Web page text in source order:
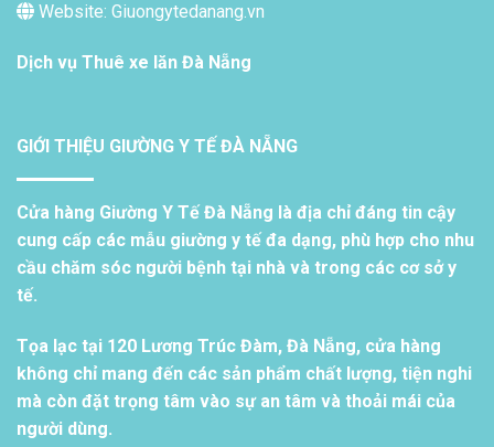
Website: Giuongytedanang.vn
Dịch vụ Thuê xe lăn Đà Nẵng
GIỚI THIỆU GIƯỜNG Y TẾ ĐÀ NẴNG
Cửa hàng Giường Y Tế Đà Nẵng là địa chỉ đáng tin cậy
cung cấp các mẫu giường y tế đa dạng, phù hợp cho nhu
cầu chăm sóc người bệnh tại nhà và trong các cơ sở y
tế.
Tọa lạc tại 120 Lương Trúc Đàm, Đà Nẵng, cửa hàng
không chỉ mang đến các sản phẩm chất lượng, tiện nghi
mà còn đặt trọng tâm vào sự an tâm và thoải mái của
người dùng.